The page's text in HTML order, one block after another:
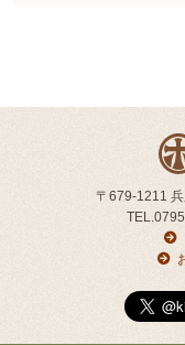
〒679-1211